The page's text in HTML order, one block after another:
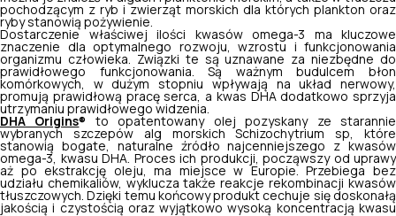
pochodzącym z ryb i zwierząt morskich dla których plankton oraz
ryby stanowią pożywienie.
Dostarczenie właściwej ilości kwasów omega-3 ma kluczowe
znaczenie dla optymalnego rozwoju, wzrostu i funkcjonowania
organizmu człowieka. Związki te są uznawane za niezbędne do
prawidłowego funkcjonowania. Są ważnym budulcem błon
komórkowych, w dużym stopniu wpływają na układ nerwowy,
promują prawidłową pracę serca, a kwas DHA dodatkowo sprzyja
utrzymaniu prawidłowego widzenia.
DHA Origins®
to opatentowany olej pozyskany ze starannie
wybranych szczepów alg morskichSchizochytrium sp,
które
stanowią bogate, naturalne źródło najcenniejszego z kwasów
omega-3, kwasu DHA. Proces ich produkcji, począwszy od uprawy
aż po ekstrakcję oleju, ma miejsce w Europie. Przebiega bez
udziału chemikaliów, wyklucza także reakcje rekombinacji kwasów
tłuszczowych. Dzięki temu końcowy produkt cechuje się doskonałą
jakością i czystością oraz wyjątkowo wysoką koncentracją kwasu